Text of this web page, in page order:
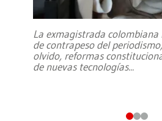
La exmagistrada
de contrapeso del
olvido, reformas
de nuevas tecnologías...